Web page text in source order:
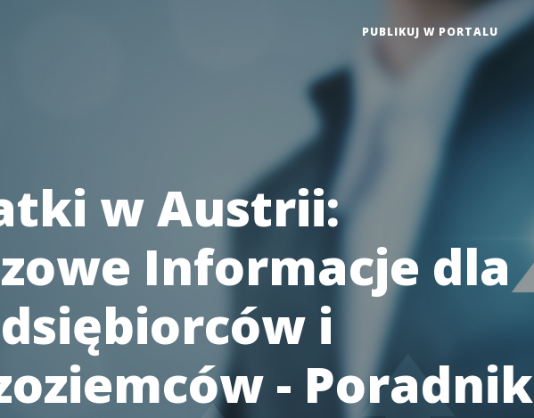
PUBLIKUJ W PORTALU
w Austrii:
Informacje dla
i
- Poradnik